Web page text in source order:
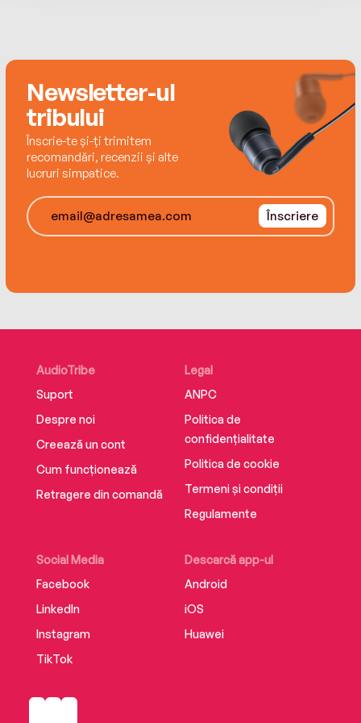
Newsletter-ul
tribului
Înscrie-te și-ți trimitem
recomandări, recenzii și alte
lucruri simpatice.
Înscriere
AudioTribe
Suport
Despre noi
Creează un cont
Cum funcționează
Retragere din comandă
Social Media
Facebook
LinkedIn
Instagram
TikTok
Descarcă app-ul
Android
iOS
Huawei
Legal
ANPC
Politica de
confidențialitate
Politica de cookie
Termeni și condiții
Regulamente